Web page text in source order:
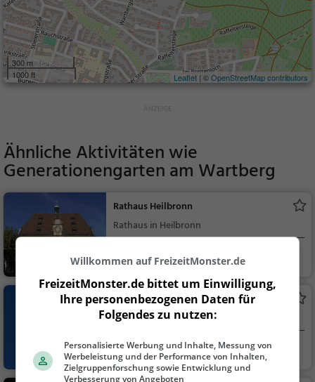
300 m
1000 ft
Leaflet | ©OpenStreetMap contributors
Ähnliche Aktivitäten wie
Generationengarten am Wartberg
Rathaus Heilbronn
Rathaus in Heilbronn
Heilbronn
Sehenswürdigkei
Kiliansturm
Aussichtsturm in Heilbronn
Heilbronn
Aussichtspunkt, F
amilie & Kinder, Natu
Willkommen auf FreizeitMonster.de
FreizeitMonster.de bittet um Einwilligung,
Ihre personenbezogenen Daten für
Folgendes zu nutzen:
Personalisierte Werbung und Inhalte, Messung von
Werbeleistung und der Performance von Inhalten,
Zielgruppenforschung sowie Entwicklung und
Verbesserung von Angeboten